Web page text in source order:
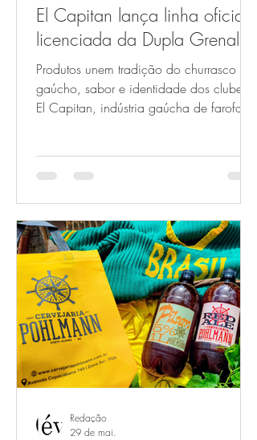
El Capitan lança linha oficial
licenciada da Dupla Grenal
Produtos unem tradição do churrasco
gaúcho, sabor e identidade dos clubes A
El Capitan, indústria gaúcha de farofas
esportiva dos torcedores. A novidade
conecta dois símbolos da tradição
gaúcha: o churrasco e a paixão pelos
clubes Grêmio e Internacional. Para esta
edição especial, a marca desenvolveu
uma receita inédita de Farofa de Cebola
e Alho e o Sal Entrefino
Redação
29 de mai.